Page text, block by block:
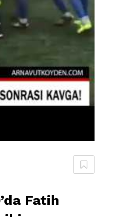
Fatih